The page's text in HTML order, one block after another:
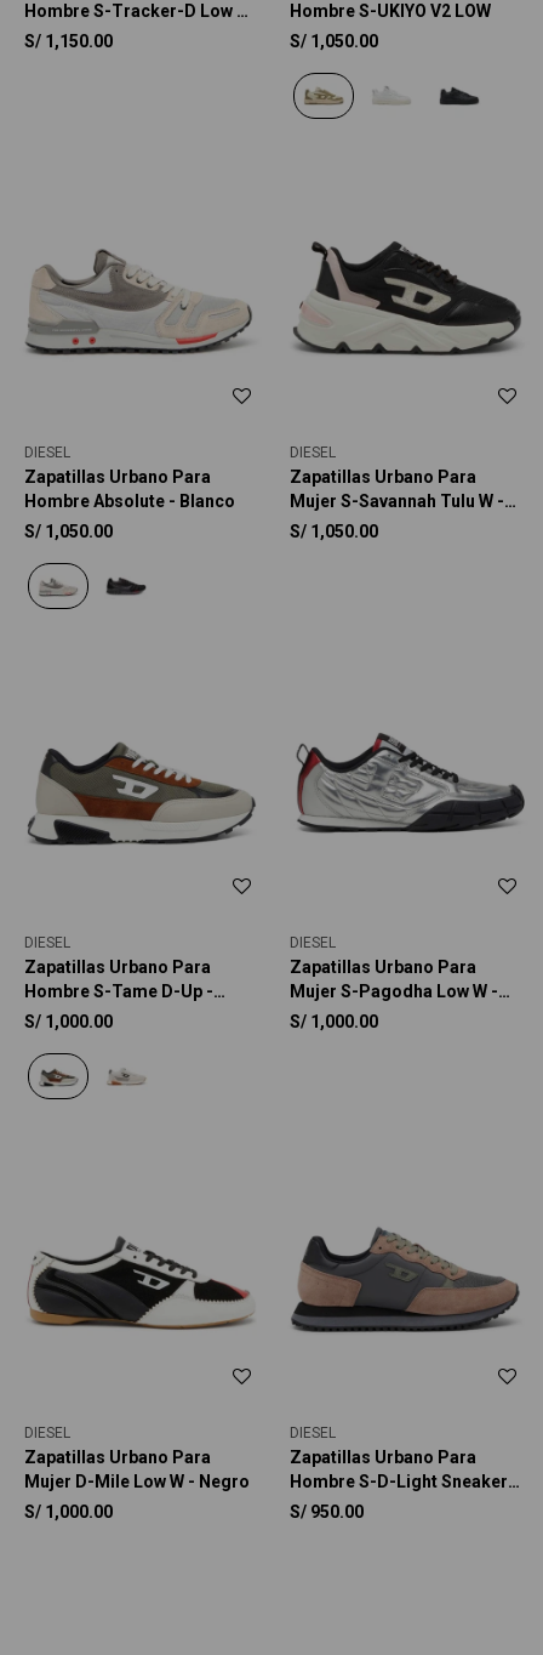
Hombre S-Tracker-D Low -
Multicolor
S/ 1,150.00
Hombre S-UKIYO V2 LOW
S/ 1,050.00
DIESEL
Zapatillas Urbano Para
Hombre Absolute - Blanco
S/ 1,050.00
DIESEL
Zapatillas Urbano Para
Mujer S-Savannah Tulu W -
Multicolor
S/ 1,050.00
DIESEL
Zapatillas Urbano Para
Hombre S-Tame D-Up -
Verde
S/ 1,000.00
DIESEL
Zapatillas Urbano Para
Mujer S-Pagodha Low W -
Plateado
S/ 1,000.00
DIESEL
Zapatillas Urbano Para
Mujer D-Mile Low W - Negro
S/ 1,000.00
DIESEL
Zapatillas Urbano Para
Hombre S-D-Light Sneakers
- Multicolor
S/ 950.00